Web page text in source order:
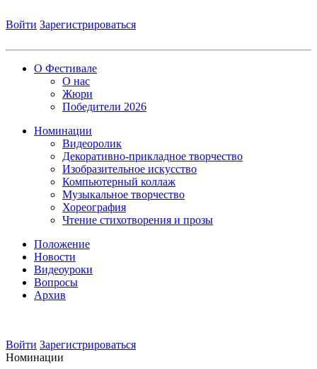
Войти Зарегистрироваться
О Фестивале
О нас
Жюри
Победители 2026
Номинации
Видеоролик
Декоративно-прикладное творчество
Изобразительное искусство
Компьютерный коллаж
Музыкальное творчество
Хореография
Чтение стихотворения и прозы
Положение
Новости
Видеоуроки
Вопросы
Архив
Войти Зарегистрироваться
Номинации